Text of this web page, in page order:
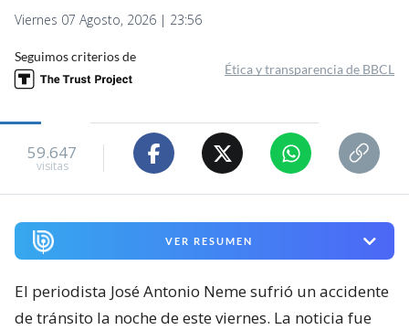
Viernes 07 Agosto, 2026 | 23:56
Seguimos criterios de
Ética y transparencia de BBCL
59.647
visitas
VER RESUMEN
El periodista José Antonio Neme sufrió un accidente
de tránsito la noche de este viernes. La noticia fue